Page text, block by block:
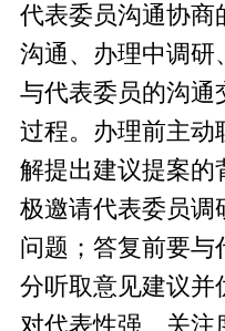
代表委员沟通协商
沟通、办理中调研
与代表委员的沟通
过程。办理前主动
解提出建议提案的
极邀请代表委员调
问题；答复前要与
分听取意见建议并
对代表性强、关注